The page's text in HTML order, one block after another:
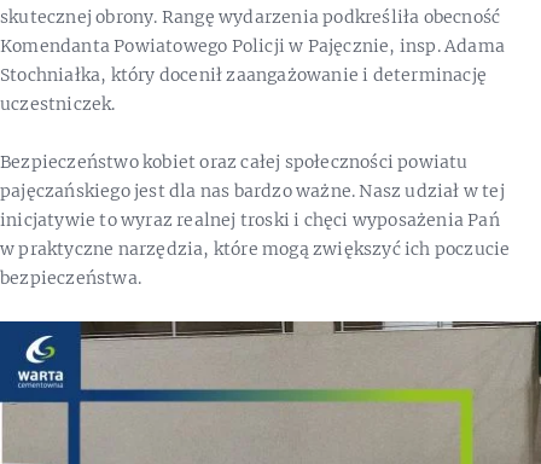
skutecznej obrony. Rangę wydarzenia podkreśliła obecność
Komendanta Powiatowego Policji w Pajęcznie, insp. Adama
Stochniałka, który docenił zaangażowanie i determinację
uczestniczek.
Bezpieczeństwo kobiet oraz całej społeczności powiatu
pajęczańskiego jest dla nas bardzo ważne. Nasz udział w tej
inicjatywie to wyraz realnej troski i chęci wyposażenia Pań
w praktyczne narzędzia, które mogą zwiększyć ich poczucie
bezpieczeństwa.